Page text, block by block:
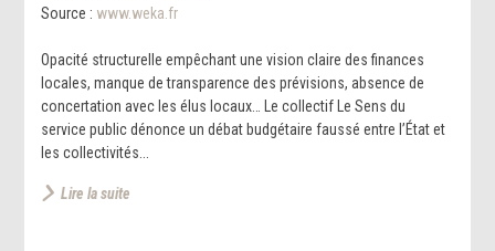
Source : www.weka.fr
Opacité structurelle empêchant une vision claire des finances
locales, manque de transparence des prévisions, absence de
concertation avec les élus locaux… Le collectif Le Sens du
service public dénonce un débat budgétaire faussé entre l’État et
les collectivités...
Lire la suite